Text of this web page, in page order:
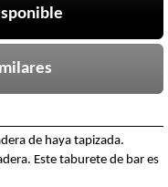
de haya tapizada.
Este taburete de bar es